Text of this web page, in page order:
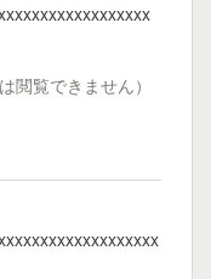
閲覧できません）